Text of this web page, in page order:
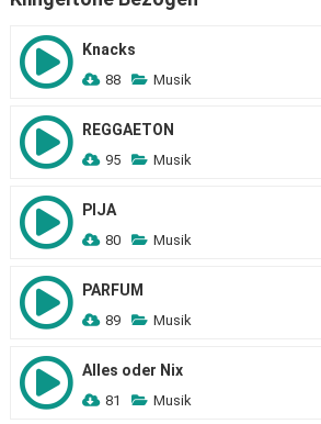
Knacks
88 Musik
REGGAETON
95 Musik
PIJA
80 Musik
PARFUM
89 Musik
Alles oder Nix
81 Musik